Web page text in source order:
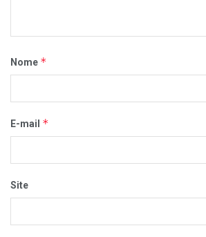
Nome *
E-mail *
Site